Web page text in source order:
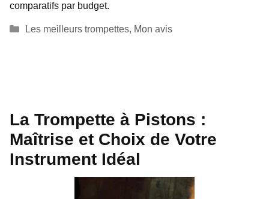
comparatifs par budget.
Catégories
Les meilleurs trompettes, Mon avis
La Trompette à Pistons :
Maîtrise et Choix de Votre
Instrument Idéal